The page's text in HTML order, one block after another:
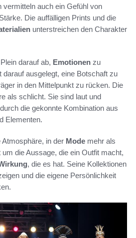
vermitteln auch ein Gefühl von
Die auffälligen Prints und die
unterstreichen den Charakter
darauf ab, Emotionen zu
ausgelegt, eine Botschaft zu
in den Mittelpunkt zu rücken. Die
als schlicht. Sie sind laut und
die gekonnte Kombination aus
Elementen.
Atmosphäre, in der Mode mehr als
die Aussage, die ein Outfit macht,
, die es hat. Seine Kollektionen
und die eigene Persönlichkeit